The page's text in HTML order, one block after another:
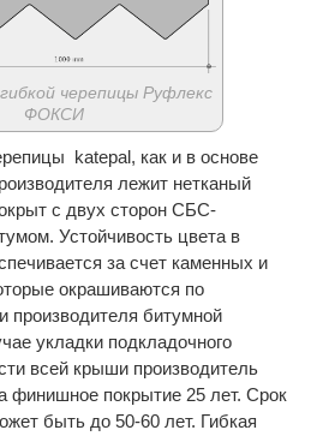
черепицы Руфлекс
ФОКСИ
katepal, как и в основе
лежит нетканый
с двух сторон СБС-
Устойчивость цвета в
за счет каменных и
окрашиваются по
производителя битумной
укладки подкладочного
всей крыши производитель
финишное покрытие 25 лет. Срок
быть до 50-60 лет. Гибкая